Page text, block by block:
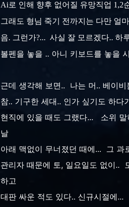
Ai로 인해 향후 없어질 유망직업 1,2
그래도 형님 죽기 전까지는 다만
음. 그런가?... 사실 잘 모르겠다.. 하
볼펜을 놓을 .. 아니 키보드를 놓을
근데 생각해 보면.. 나는 머.. 베이
참.. 기구한 세대.. 인가 싶기도 하
현직에 있을 때도 그랬다... 소위
날
아래 맥없이 무너졌던 때에... 그
관리자 때문에 토, 일요일도 없이..
하고
대판 싸운 적도 있다.. 신규시절에